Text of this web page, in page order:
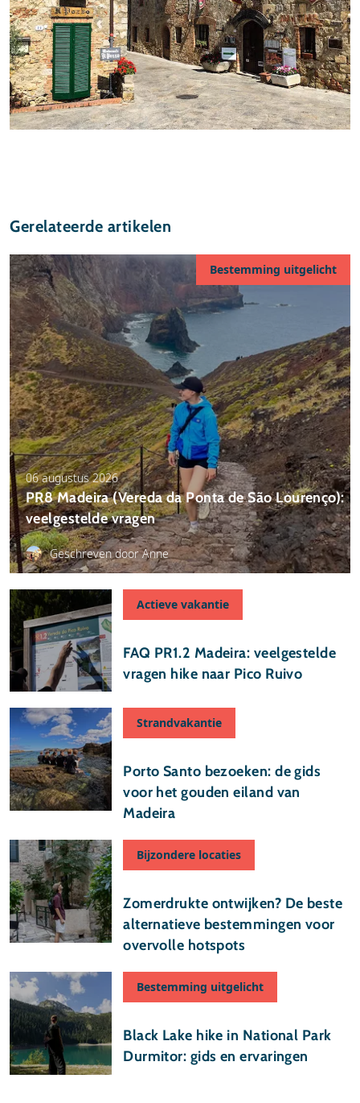
Gerelateerde artikelen
Bestemming uitgelicht
06 augustus 2026
PR8 Madeira (Vereda da Ponta de São Lourenço):
veelgestelde vragen
Geschreven door Anne
Actieve vakantie
FAQ PR1.2 Madeira: veelgestelde
vragen hike naar Pico Ruivo
Strandvakantie
Porto Santo bezoeken: de gids
voor het gouden eiland van
Madeira
Bijzondere locaties
Zomerdrukte ontwijken? De beste
alternatieve bestemmingen voor
overvolle hotspots
Bestemming uitgelicht
Black Lake hike in National Park
Durmitor: gids en ervaringen